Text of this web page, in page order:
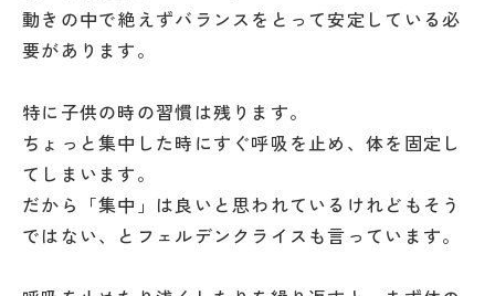
動きの中で絶えずバランスをとって安定している必
要があります。
特に子供の時の習慣は残ります。
ちょっと集中した時にすぐ呼吸を止め、体を固定し
てしまいます。
だから「集中」は良いと思われているけれどもそう
ではない、とフェルデンクライスも言っています。